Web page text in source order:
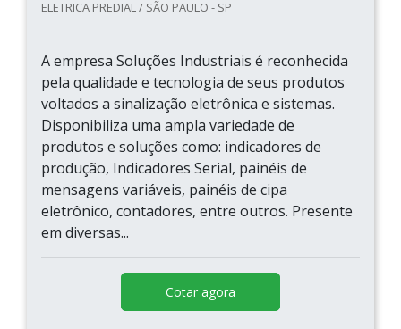
ELETRICA PREDIAL / SÃO PAULO - SP
A empresa Soluções Industriais é reconhecida
pela qualidade e tecnologia de seus produtos
voltados a sinalização eletrônica e sistemas.
Disponibiliza uma ampla variedade de
produtos e soluções como: indicadores de
produção, Indicadores Serial, painéis de
mensagens variáveis, painéis de cipa
eletrônico, contadores, entre outros. Presente
em diversas...
Cotar agora